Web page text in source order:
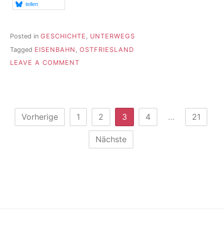
teilen
Posted in GESCHICHTE , UNTERWEGS
Tagged EISENBAHN
OSTFRIESLAND
LEAVE A COMMENT
Seitennummerierung
Vorherige 1 2 3 4 … 21
Nächste